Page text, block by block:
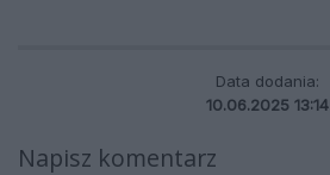
Data dodania:
10.06.2025 13:14
Napisz komentarz